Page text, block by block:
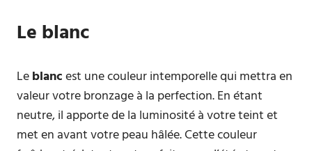
Le blanc
Leblancest une couleur intemporelle qui mettra en
valeur votre bronzage à la perfection. En étant
neutre, il apporte de la luminosité à votre teint et
met en avant votre peau hâlée. Cette couleur